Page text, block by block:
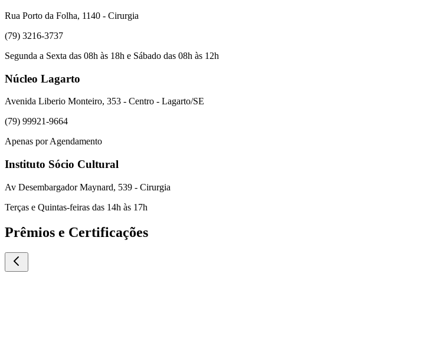
Rua Porto da Folha, 1140 - Cirurgia
(79) 3216-3737
Segunda a Sexta das 08h às 18h e Sábado das 08h às 12h
Núcleo Lagarto
Avenida Liberio Monteiro, 353 - Centro - Lagarto/SE
(79) 99921-9664
Apenas por Agendamento
Instituto Sócio Cultural
Av Desembargador Maynard, 539 - Cirurgia
Terças e Quintas-feiras das 14h às 17h
Prêmios e Certificações